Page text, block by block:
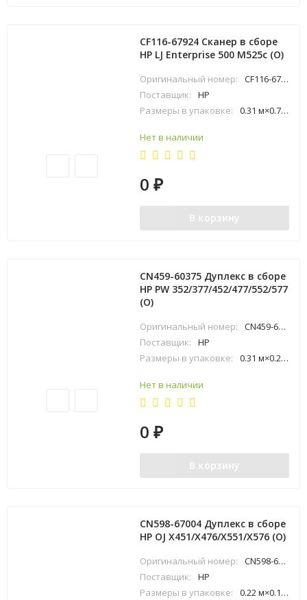
CF116-67924 Сканер в сборе
HP LJ Enterprise 500 M525c (O)
Оригинальный номер:
CF116-67924
Поставщик:
HP
Размеры в упаковке:
0.31 м×0.73 м×0.8 м
Нет в наличии
0₽
В корзину
CN459-60375 Дуплекс в сборе
HP PW 352/377/452/477/552/577
(O)
Оригинальный номер:
CN459-60375
Поставщик:
HP
Размеры в упаковке:
0.31 м×0.21 м×0.41 м
Нет в наличии
0₽
В корзину
CN598-67004 Дуплекс в сборе
HP OJ X451/X476/X551/X576 (O)
Оригинальный номер:
CN598-67004
Поставщик:
HP
Размеры в упаковке:
0.22 м×0.15 м×0.31 м